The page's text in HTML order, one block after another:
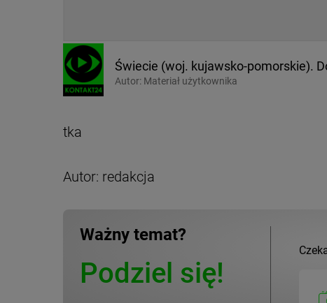
Świecie (woj. kujawsko-pomorskie).
Autor: Materiał użytkownika
tka
Autor: redakcja
Ważny temat?
Podziel się!